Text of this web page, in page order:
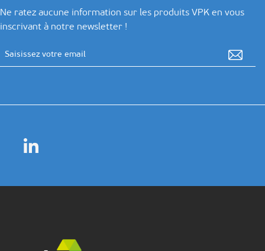
Ne ratez aucune information sur les produits VPK en vous
inscrivant à notre newsletter !